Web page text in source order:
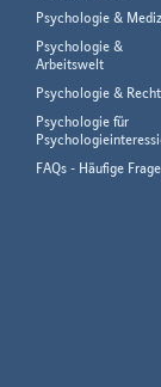
Psychologie &
Psychologie &
Arbeitswelt
Psychologie & Recht
Psychologie für
FAQs - Häufige